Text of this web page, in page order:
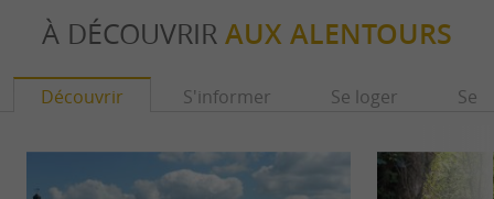
À DÉCOUVRIR AUX ALENTOURS
Découvrir S'informer Se loger Se